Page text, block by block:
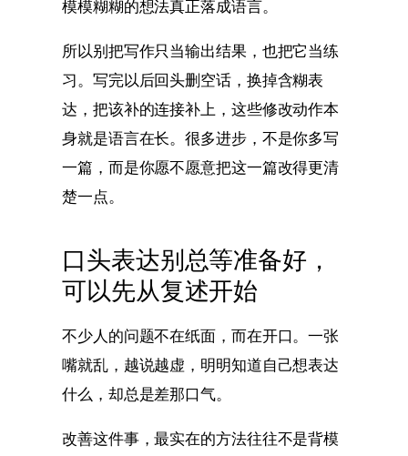
模模糊糊的想法真正落成语言。
所以别把写作只当输出结果，也把它当练
习。写完以后回头删空话，换掉含糊表
达，把该补的连接补上，这些修改动作本
身就是语言在长。很多进步，不是你多写
一篇，而是你愿不愿意把这一篇改得更清
楚一点。
口头表达别总等准备好，
可以先从复述开始
不少人的问题不在纸面，而在开口。一张
嘴就乱，越说越虚，明明知道自己想表达
什么，却总是差那口气。
改善这件事，最实在的方法往往不是背模